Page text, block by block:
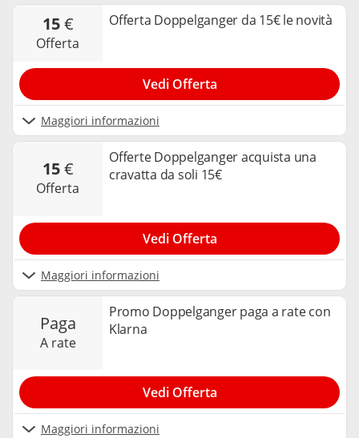
15€
offerta
Offerta Doppelganger da 15€ le novità
Maggiori informazioni
Vedi Offerta
15€
offerta
Offerte Doppelganger acquista una
cravatta da soli 15€
Maggiori informazioni
Vedi Offerta
paga
a rate
Promo Doppelganger paga a rate con
Klarna
Maggiori informazioni
Vedi Offerta